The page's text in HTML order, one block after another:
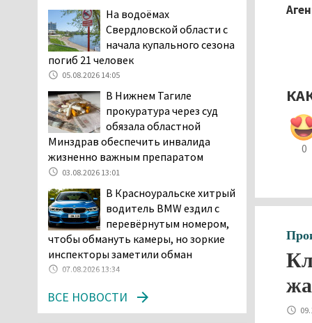
0
центра
07.08.2026 11:28
Тагильские спасатели
помогли заблудившемуся
дорогу домой
06.08.2026 16:28
Прокуратура
Дзержинского района
Нижнего Тагила
отношении «Водоканала-НТ» из-за
отсутствия холодной воды
06.08.2026 15:42
Двое детей пострадали
при сходе трамвая с
06.08.2026 14:25
Правительство РФ
На водоёмах
Свердловской области с
начала купального сезона
погиб 21 человек
05.08.2026 14:05
В Нижнем Тагиле
прокуратура через суд
обязала областной
Минздрав обеспечить инвалида
жизненно важным препаратом
03.08.2026 13:01
В Красноуральске хитрый
водитель BMW ездил с
перевёрнутым номером,
чтобы обмануть камеры, но зоркие
инспекторы заметили обман
07.08.2026 13:34
ВСЕ НОВОСТИ